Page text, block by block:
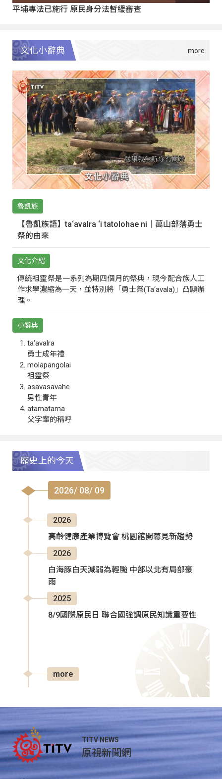
平埔專法已施行 原民身分法暫緩審查
文化小辭典
魯凱族
【魯凱族語】ta‘avalra ‘i tatolohae ni｜萬山部落勇士
祭的由來
文化介紹
傳統祖靈祭是一系列為期四個月的祭典，現今配合族人工
作求學濃縮為一天，並特別將「勇士祭(Ta‘avala)」凸顯辦
理。
小辭典
ta‘avalra
勇士成年禮
molapangolai
祖靈祭
asavasavahe
男性青年
atamatama
父字輩的稱呼
歷史上的今天
2026/ 08/ 09
2026
高齡健康產業博覽會 桃園館開幕見新趨勢
2026
白海豚白天減弱為輕颱 中部以北有局部豪
雨
2025
8/9國際原民日 聯合國強調原民知識重要性
more
TITV NEWS
原視新聞網